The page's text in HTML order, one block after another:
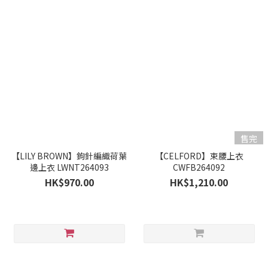
【LILY BROWN】鉤針編織荷葉
邊上衣 LWNT264093
HK$970.00
售完
【CELFORD】束腰上衣
CWFB264092
HK$1,210.00